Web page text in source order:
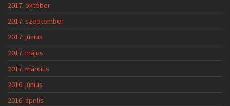
2017. október
2017. szeptember
2017. június
2017. május
2017. március
2016. június
2016. április